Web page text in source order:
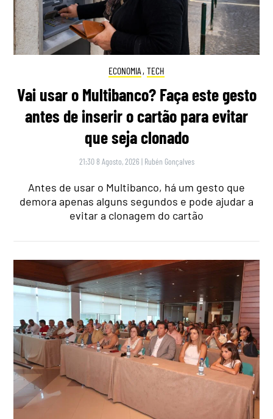
ECONOMIA , TECH
Vai usar o Multibanco? Faça este gesto
antes de inserir o cartão para evitar
que seja clonado
21:30 8 Agosto, 2026 | Rubén Gonçalves
Antes de usar o Multibanco, há um gesto que
demora apenas alguns segundos e pode ajudar a
evitar a clonagem do cartão